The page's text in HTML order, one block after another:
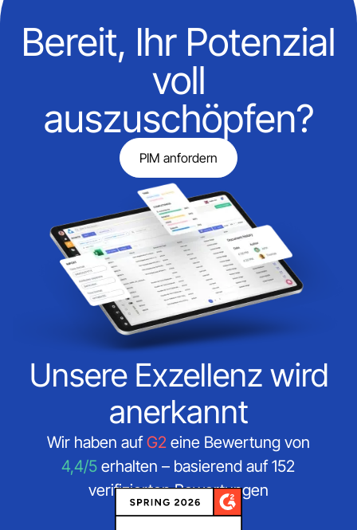
Bereit, Ihr Potenzial
voll
auszuschöpfen?
PIM anfordern
Unsere Exzellenz wird
anerkannt
Wir haben aufG2eine Bewertung von
4,4/5 erhalten – basierend auf 152
verifizierten Bewertungen